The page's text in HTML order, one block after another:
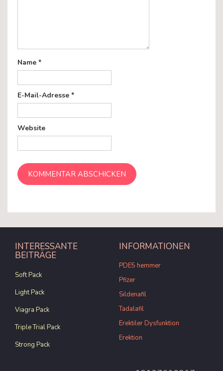
Name *
E-Mail-Adresse *
Website
INTERESSANTE
BEITRÄGE
Soft Pack
Light Pack
Viagra Pack
Triple Trial Pack
Strong Pack
INFORMATIONEN
PDE5 hemmer
Pfizer
Sildenafil
Tadalafil
Erektiler Dysfunktion
Erektion